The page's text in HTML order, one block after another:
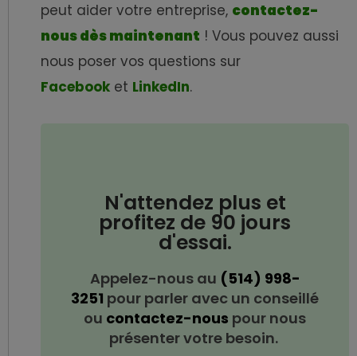
peut aider votre entreprise, contactez-
nous dès maintenant ! Vous pouvez aussi
nous poser vos questions sur
Facebook et LinkedIn.
N'attendez plus et
profitez de 90 jours
d'essai.
Appelez-nous au (514) 998-
3251 pour parler avec un conseillé
ou contactez-nous pour nous
présenter votre besoin.